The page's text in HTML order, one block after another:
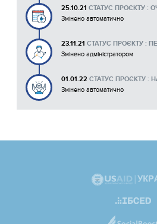
25.10.21 СТАТУС ПРОЄКТУ :
Змінено автоматично
23.11.21 СТАТУС ПРОЄКТУ :
Змінено адміністратором
01.01.22 СТАТУС ПРОЄКТУ : НА
Змінено автоматично